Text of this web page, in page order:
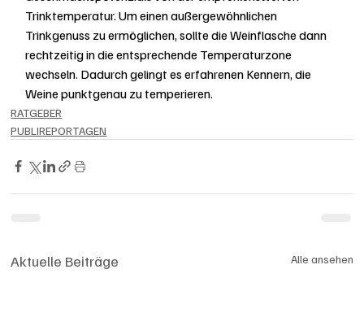
Trinktemperatur. Um einen außergewöhnlichen
Trinkgenuss zu ermöglichen, sollte die Weinflasche dann
rechtzeitig in die entsprechende Temperaturzone
wechseln. Dadurch gelingt es erfahrenen Kennern, die
Weine punktgenau zu temperieren.
RATGEBER
PUBLIREPORTAGEN
Aktuelle Beiträge Alle ansehen